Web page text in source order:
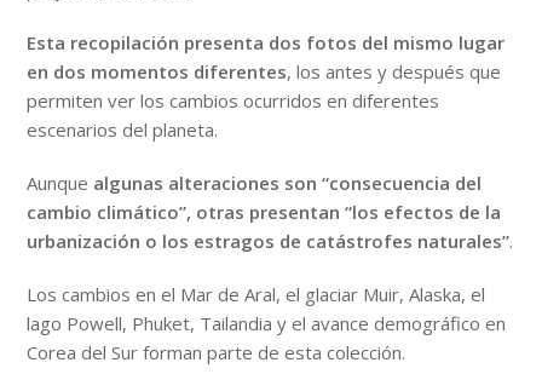
Esta recopilación presenta dos fotos del mismo lugar
en dos momentos diferentes, los antes y después que
permiten ver los cambios ocurridos en diferentes
escenarios del planeta.
Aunque algunas alteraciones son “consecuencia del
cambio climático”, otras presentan “los efectos de la
urbanización o los estragos de catástrofes naturales”.
Los cambios en el Mar de Aral, el glaciar Muir, Alaska, el
lago Powell, Phuket, Tailandia y el avance demográfico en
Corea del Sur forman parte de esta colección.